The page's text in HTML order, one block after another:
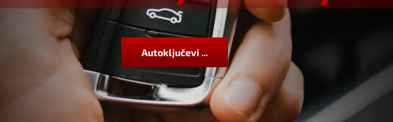
Autoključevi ...